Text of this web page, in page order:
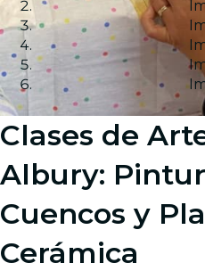
Clases de
Albury:
Cuencos y
Cerámica